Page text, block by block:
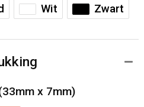
Wit Zwart
x 7mm)